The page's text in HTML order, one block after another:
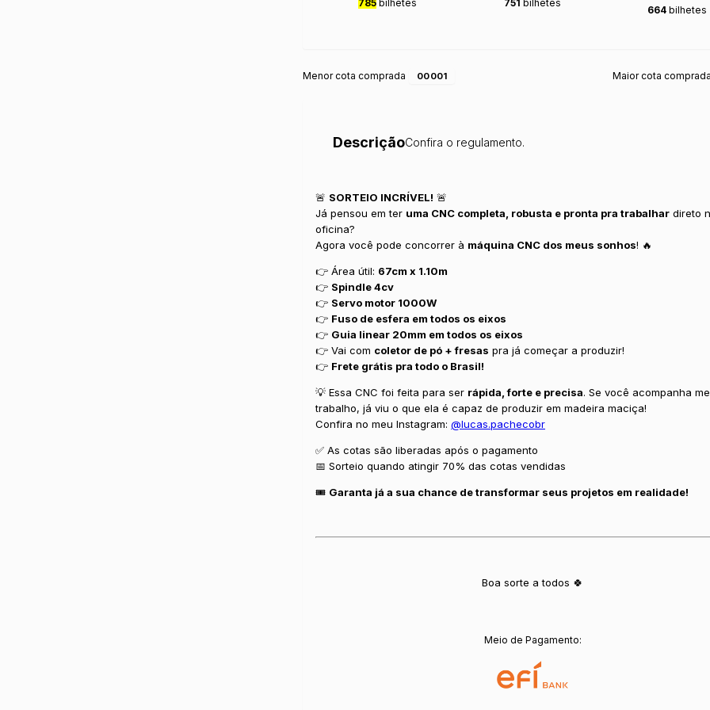
785 bilhetes 751 bilhetes
664 bilhetes
Menor cota comprada 00001 Maior cota
DescriçãoConfira o regulamento.
🚨 SORTEIO INCRÍVEL! 🚨
Já pensou em ter uma CNC completa, robusta e pronta pra trabalhar direto
oficina?
Agora você pode concorrer à máquina CNC dos meus sonhos! 🔥
👉 Área útil: 67cm x 1.10m
👉 Spindle 4cv
👉 Servo motor 1000W
👉 Fuso de esfera em todos os eixos
👉 Guia linear 20mm em todos os eixos
👉 Vai com coletor de pó + fresas pra já começar a produzir!
👉 Frete grátis pra todo o Brasil!
💡 Essa CNC foi feita para ser rápida, forte e precisa. Se você acompanha
trabalho, já viu o que ela é capaz de produzir em madeira maciça!
Confira no meu Instagram: @lucas.pachecobr
✅ As cotas são liberadas após o pagamento
📅 Sorteio quando atingir 70% das cotas vendidas
🎟️ Garanta já a sua chance de transformar seus projetos em realidade!
Boa sorte a todos 🍀
Meio de Pagamento: